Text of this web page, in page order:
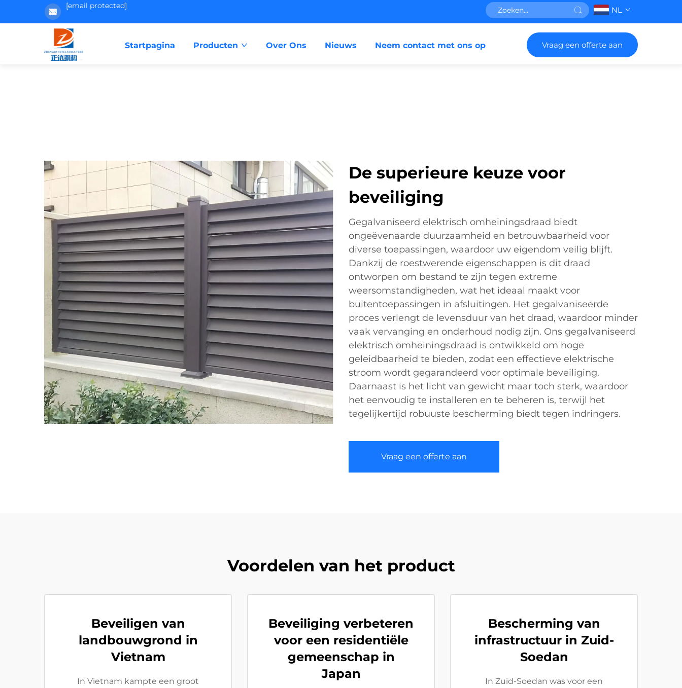
[email protected] NL
Startpagina Producten Over Ons Nieuws Neem contact met ons op Vraag een offerte aan
De superieure keuze voor
beveiliging
Gegalvaniseerd elektrisch omheiningsdraad biedt
ongeëvenaarde duurzaamheid en betrouwbaarheid voor
diverse toepassingen, waardoor uw eigendom veilig blijft.
Dankzij de roestwerende eigenschappen is dit draad
ontworpen om bestand te zijn tegen extreme
weersomstandigheden, wat het ideaal maakt voor
buitentoepassingen in afsluitingen. Het gegalvaniseerde
proces verlengt de levensduur van het draad, waardoor minder
vaak vervanging en onderhoud nodig zijn. Ons gegalvaniseerd
elektrisch omheiningsdraad is ontwikkeld om hoge
geleidbaarheid te bieden, zodat een effectieve elektrische
stroom wordt gegarandeerd voor optimale beveiliging.
Daarnaast is het licht van gewicht maar toch sterk, waardoor
het eenvoudig te installeren en te beheren is, terwijl het
tegelijkertijd robuuste bescherming biedt tegen indringers.
Vraag een offerte aan
Voordelen van het product
Beveiligen van
landbouwgrond in
Vietnam
In Vietnam kampte een groot
Beveiliging verbeteren
voor een residentiële
gemeenschap in
Japan
Bescherming van
infrastructuur in Zuid-
Soedan
In Zuid-Soedan was voor een